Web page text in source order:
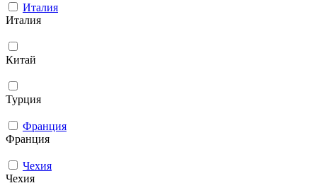
Италия
Италия
Китай
Турция
Франция
Франция
Чехия
Чехия